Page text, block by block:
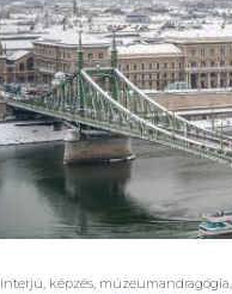
FELHÍVÁS –
jelentkezés a
kulturális-
interjú képzés múzeumandragógia